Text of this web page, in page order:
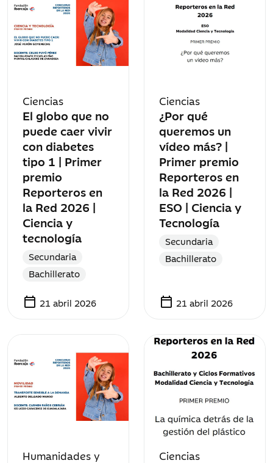
Ciencias
El globo que no
puede caer vivir
con diabetes
tipo 1 | Primer
premio
Reporteros en
la Red 2026 |
Ciencia y
tecnología
Secundaria
Bachillerato
calendar_today 21 abril 2026
Ciencias
¿Por qué
queremos un
vídeo más? |
Primer premio
Reporteros en
la Red 2026 |
ESO | Ciencia y
Tecnología
Secundaria
Bachillerato
calendar_today 21 abril 2026
Humanidades y
Ciencias